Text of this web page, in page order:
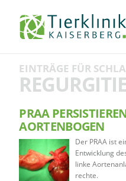
KLINIK
CHIRURGIE
AUGENHEILKUNDE
KARDIOLOGIE
BILDGEBUNG
INNERE MEDIZIN
WEITERE
AKTUELLES
LEXIKON
KONTAKT
Tierklinik
Kaiserberg
EINTRÄGE FÜR
PRAA
AORTENBOGEN
Der PRAA ist
Entwicklung
linke
rechte.